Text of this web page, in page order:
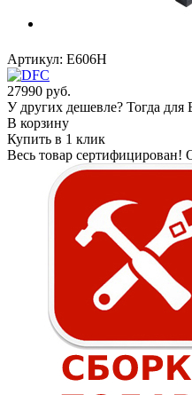
Артикул: E606H
27990 руб.
У других дешевле? Тогда для
В корзину
Купить в 1 клик
Весь товар сертифицирован!